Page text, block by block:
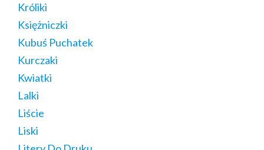
Króliki
Księżniczki
Kubuś Puchatek
Kurczaki
Kwiatki
Lalki
Liście
Liski